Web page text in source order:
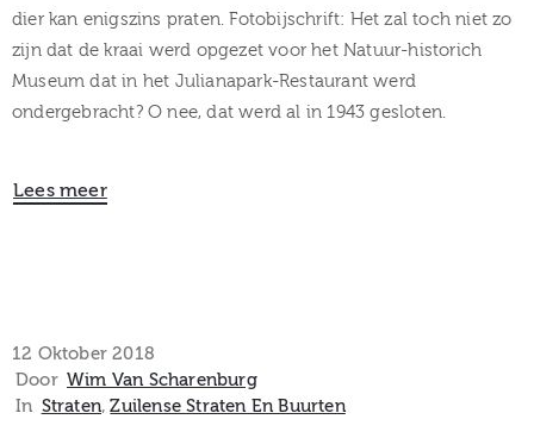
dier kan enigszins praten. Fotobijschrift: Het zal toch niet zo
zijn dat de kraai werd opgezet voor het Natuur-historich
Museum dat in het Julianapark-Restaurant werd
ondergebracht? O nee, dat werd al in 1943 gesloten.
Lees meer
12 Oktober 2018
Door Wim Van Scharenburg
In Straten‚Zuilense Straten En Buurten